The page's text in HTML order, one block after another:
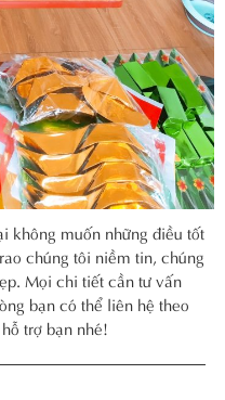
không muốn những điều tốt
chúng tôi niềm tin, chúng
Mọi chi tiết cần tư vấn
bạn có thể liên hệ theo
trợ bạn nhé!